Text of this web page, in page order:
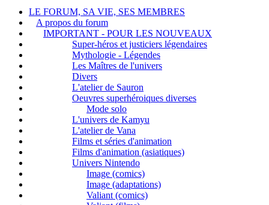
LE FORUM, SA VIE, SES MEMBRES
A propos du forum
IMPORTANT - POUR LES NOUVEAUX
Super-héros et justiciers légendaires
Mythologie - Légendes
Les Maîtres de l'univers
Divers
L'atelier de Sauron
Oeuvres superhéroiques diverses
Mode solo
L'univers de Kamyu
L'atelier de Vana
Films et séries d'animation
Films d'animation (asiatiques)
Univers Nintendo
Image (comics)
Image (adaptations)
Valiant (comics)